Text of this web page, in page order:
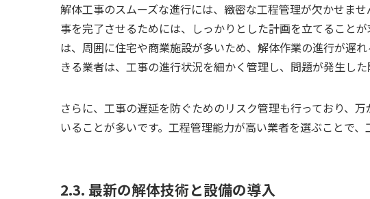
解体工事のスムーズな進行には、緻密な工程管理が欠かせま
事を完了させるためには、しっかりとした計画を立てること
は、周囲に住宅や商業施設が多いため、解体作業の進行が遅
きる業者は、工事の進行状況を細かく管理し、問題が発生し
さらに、工事の遅延を防ぐためのリスク管理も行っており、
いることが多いです。工程管理能力が高い業者を選ぶことで、
2.3. 最新の解体技術と設備の導入